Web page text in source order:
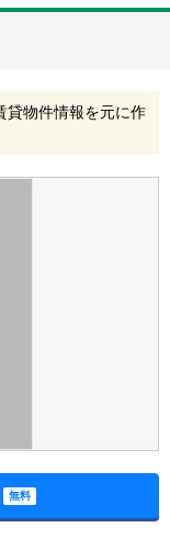
貸物件情報を元に作